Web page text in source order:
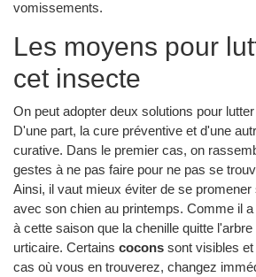
vomissements.
Les moyens pour
cet insecte
On peut adopter deux solutions pour
D'une part, la cure préventive et d'une
curative. Dans le premier cas, on
gestes à ne pas faire pour ne pas se
Ainsi, il vaut mieux éviter de se promener
avec son chien au printemps. Comme il
à cette saison que la chenille quitte
urticaire. Certains cocons sont visibles
cas où vous en trouverez, changez